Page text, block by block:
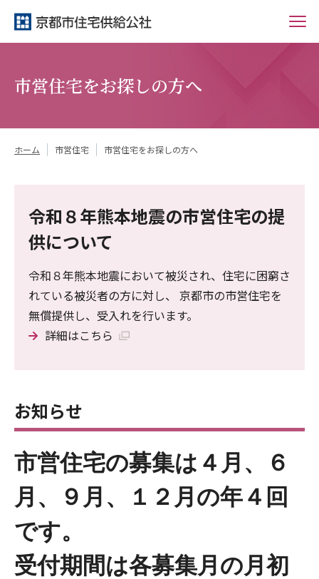
市営住宅をお探しの方へ
ホーム 市営住宅 市営住宅をお探しの方へ
令和８年熊本地震の市営住宅の提
供について
令和８年熊本地震において被災され、住宅に困窮さ
れている被災者の方に対し、 京都市の市営住宅を
無償提供し、受入れを行います。
詳細はこちら
お知らせ
市営住宅の募集は４月、６
月、９月、１２月の年４回
です。
受付期間は各募集月の月初